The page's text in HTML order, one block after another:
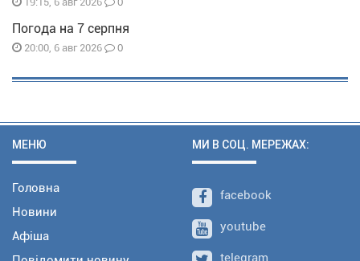
Погода на 7 серпня
20:00, 6 авг 2026 0
МЕНЮ
Головна
Новини
Афіша
МИ В СОЦ. МЕРЕЖАХ:
facebook
youtube
telegram